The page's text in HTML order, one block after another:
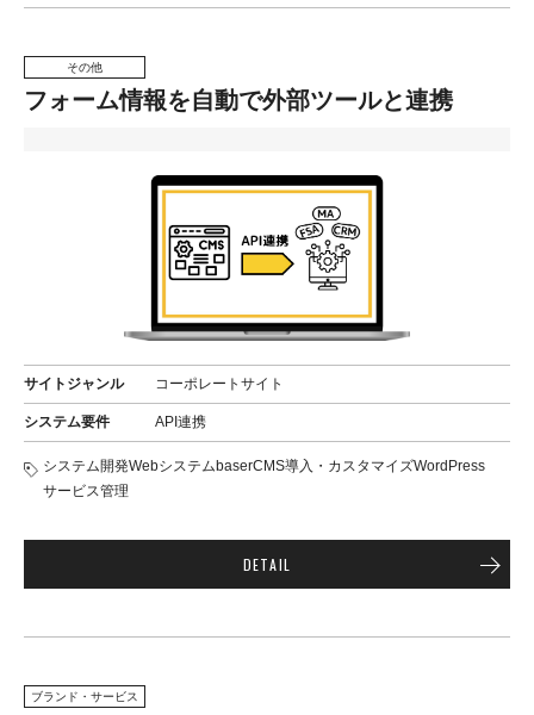
その他
フォーム情報を自動で外部ツールと連携
サイトジャンル コーポレートサイト
システム要件 API連携
システム開発WebシステムbaserCMS導入・カスタマイズWordPress
サービス管理
DETAIL
ブランド・サービス